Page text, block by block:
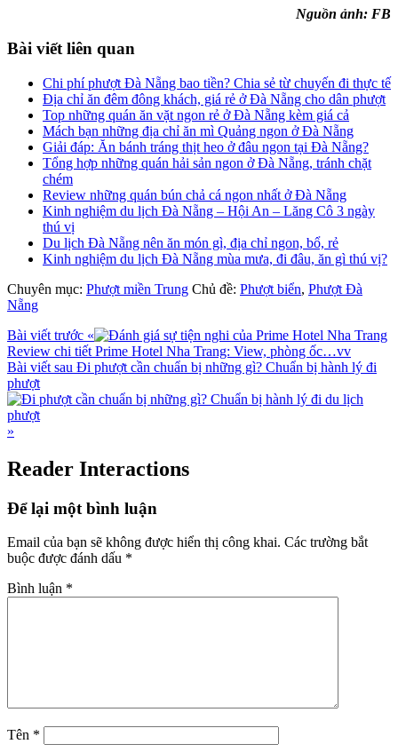
Nguồn ảnh: FB
Bài viết liên quan
Chi phí phượt Đà Nẵng bao tiền? Chia sẻ từ chuyến đi thực tế
Địa chỉ ăn đêm đông khách, giá rẻ ở Đà Nẵng cho dân phượt
Top những quán ăn vặt ngon rẻ ở Đà Nẵng kèm giá cả
Mách bạn những địa chỉ ăn mì Quảng ngon ở Đà Nẵng
Giải đáp: Ăn bánh tráng thịt heo ở đâu ngon tại Đà Nẵng?
Tổng hợp những quán hải sản ngon ở Đà Nẵng, tránh chặt
chém
Review những quán bún chả cá ngon nhất ở Đà Nẵng
Kinh nghiệm du lịch Đà Nẵng – Hội An – Lăng Cô 3 ngày
thú vị
Du lịch Đà Nẵng nên ăn món gì, địa chỉ ngon, bổ, rẻ
Kinh nghiệm du lịch Đà Nẵng mùa mưa, đi đâu, ăn gì thú vị?
Chuyên mục: Phượt miền Trung Chủ đề: Phượt biển, Phượt Đà
Nẵng
Bài viết trước «
Review chi tiết Prime Hotel Nha Trang: View, phòng ốc…vv
Bài viết sau Đi phượt cần chuẩn bị những gì? Chuẩn bị hành lý đi
phượt
»
Reader Interactions
Để lại một bình luận
Email của bạn sẽ không được hiển thị công khai. Các trường bắt
buộc được đánh dấu *
Bình luận *
Tên *